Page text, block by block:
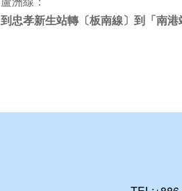
到忠孝新生站轉〔板南線〕到「南港